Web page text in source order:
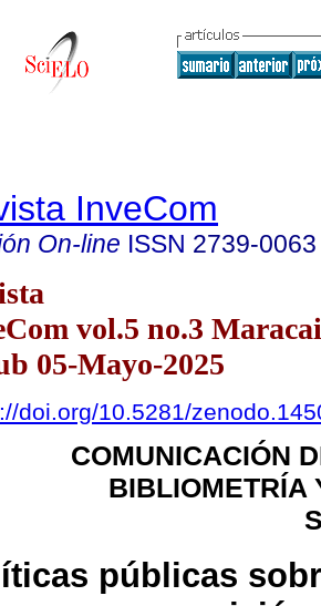
InveCom
On-line ISSN 2739-0063
vol.5 no.3
05-Mayo-2025
doi.org/10.5281/
COMUNICACIÓN
BIBLIOMETRÍA
públicas